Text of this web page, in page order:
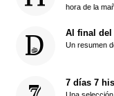
hora de la
Al final del
Un resumen
7 días 7